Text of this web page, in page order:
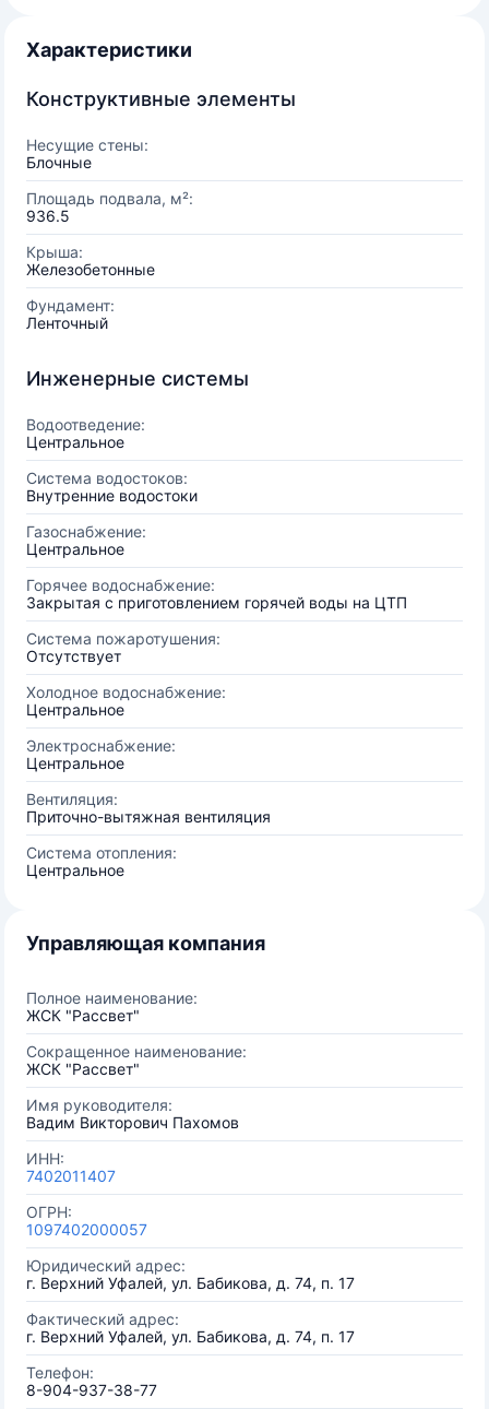
Характеристики
Конструктивные элементы
Несущие стены:
Блочные
Площадь подвала, м²:
936.5
Крыша:
Железобетонные
Фундамент:
Ленточный
Инженерные системы
Водоотведение:
Центральное
Система водостоков:
Внутренние водостоки
Газоснабжение:
Центральное
Горячее водоснабжение:
Закрытая с приготовлением горячей воды на ЦТП
Система пожаротушения:
Отсутствует
Холодное водоснабжение:
Центральное
Электроснабжение:
Центральное
Вентиляция:
Приточно-вытяжная вентиляция
Система отопления:
Центральное
Управляющая компания
Полное наименование:
ЖСК "Рассвет"
Сокращенное наименование:
ЖСК "Рассвет"
Имя руководителя:
Вадим Викторович Пахомов
ИНН:
7402011407
ОГРН:
1097402000057
Юридический адрес:
г. Верхний Уфалей, ул. Бабикова, д. 74, п. 17
Фактический адрес:
г. Верхний Уфалей, ул. Бабикова, д. 74, п. 17
Телефон:
8-904-937-38-77